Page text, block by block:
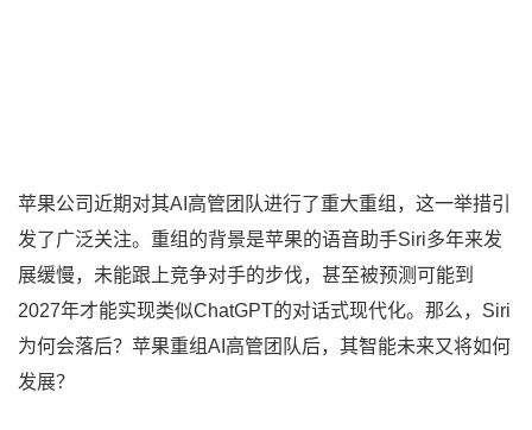
苹果公司近期对其AI高管团队进行了重大重组，这一举措引
发了广泛关注。重组的背景是苹果的语音助手Siri多年来发
展缓慢，未能跟上竞争对手的步伐，甚至被预测可能到
2027年才能实现类似ChatGPT的对话式现代化。那么，Siri
为何会落后？苹果重组AI高管团队后，其智能未来又将如何
发展？